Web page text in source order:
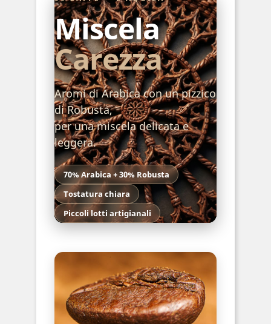
Miscela
Carezza
Aromi di Arabica con un pizzico
di Robusta,
per una miscela delicata e
leggera.
70% Arabica + 30% Robusta
Tostatura chiara
Piccoli lotti artigianali